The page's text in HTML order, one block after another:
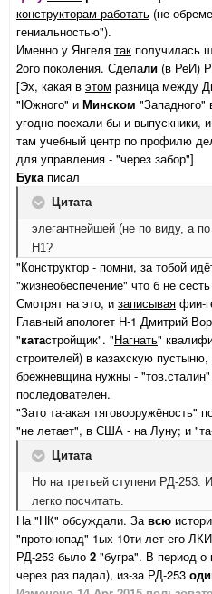
конструкторам работать (не
гениальностью").
Именно у Янгеля так получилась
2ого поколения. Сделали (в РеИ)
[Эх, какая в этом разница между
"Южного" и Минском "Западного"
угодно поехали бы и выпускники,
там учебный центр по профилю
для управления - "через забор"]
Букаписал
Цитата
элегантнейшей (не по виду, а
Н1?
"Конструктор - помни, за тобой
"жизнеобеспечение" что б не
Смотрят на это, и записывая фии-
Главный апологет Н-1 Дмитрий
"катастройщик". "Нагнать"
строителей) в казахскую
брежневщина нужны -
последователен.
"Зато та-акая тяговооружёность"
"не летает", в США - на Луну; и
Цитата
Но на третьей ступени РД-253.
легко посчитать.
На "НК" обсуждали. Завсю
"протонопад" 1ых 10ти лет его
РД-253 было 2 "бугра". В период о
через раз падал), из-за РД-253